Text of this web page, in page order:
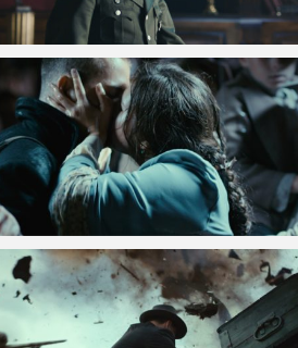
VOIR LA PHOTO EN GRAND FORMAT